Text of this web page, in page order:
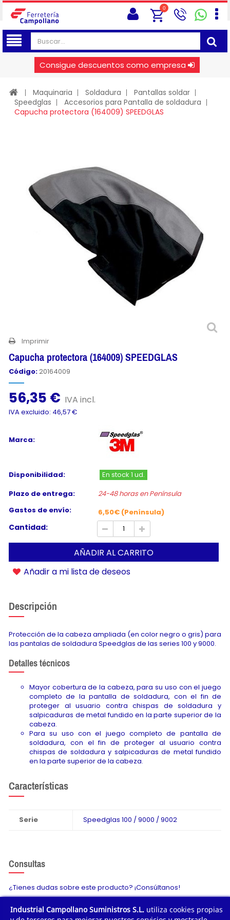
0
Consigue descuentos como empresa
Maquinaria Soldadura
Pantallas soldar
Speedglas
Accesorios para Pantalla de soldadura
Capucha protectora (164009) SPEEDGLAS
Imprimir
Capucha protectora (164009) SPEEDGLAS
Código:20164009
56,35 € IVA incl.
IVA excluido: 46,57 €
Marca:
Disponibilidad:
En stock 1 ud.
Plazo de entrega:
24-48 horas en Península
Gastos de envío:
6,50€ (Península)
Cantidad:
AÑADIR AL CARRITO
Añadir a mi lista de deseos
Descripción
Protección de la cabeza ampliada (en color negro o gris) para
las pantalas de soldadura Speedglas de las series 100 y 9000.
Detalles técnicos
Mayor cobertura de la cabeza, para su uso con el juego
completo de la pantalla de soldadura, con el fin de
proteger al usuario contra chispas de soldadura y
salpicaduras de metal fundido en la parte superior de la
cabeza.
Para su uso con el juego completo de pantalla de
soldadura, con el fin de proteger al usuario contra
chispas de soldadura y salpicaduras de metal fundido
en la parte superior de la cabeza.
Características
Serie Speedglas 100 / 9000 / 9002
Consultas
¿Tienes dudas sobre este producto? ¡Consúltanos!
Industrial Campollano Suministros S.L. utiliza cookies propias